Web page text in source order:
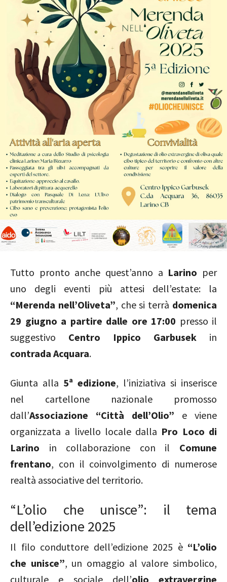
Tutto pronto anche quest’anno a Larino per
uno degli eventi più attesi dell’estate: la
“Merenda nell’Oliveta”, che si terrà domenica
29 giugno a partire dalle ore 17:00 presso il
suggestivo Centro Ippico Garbusek in
contrada Acquara.
Giunta alla 5ª edizione, l’iniziativa si inserisce
nel cartellone nazionale promosso
dall’Associazione “Città dell’Olio” e viene
organizzata a livello locale dalla Pro Loco di
Larino in collaborazione con il Comune
frentano, con il coinvolgimento di numerose
realtà associative del territorio.
“L’olio che unisce”: il tema
dell’edizione 2025
Il filo conduttore dell’edizione 2025 è “L’olio
che unisce”, un omaggio al valore simbolico,
culturale e sociale dell’olio extravergine